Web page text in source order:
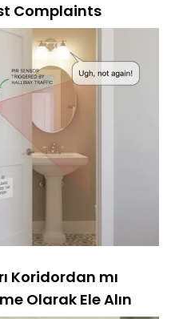
Complaints
Koridordan mı
Olarak Ele Alın